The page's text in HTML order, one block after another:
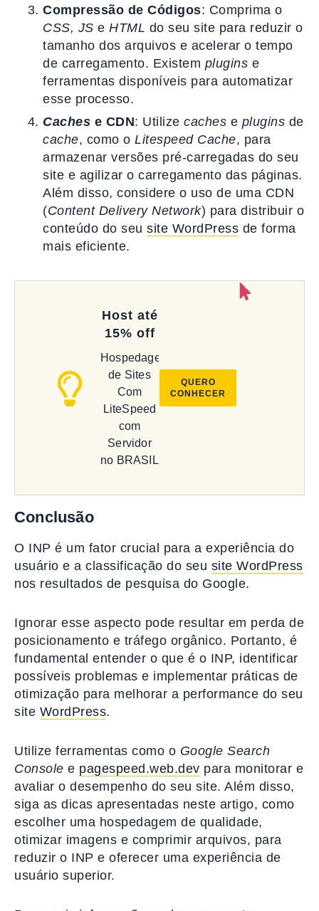
Compressão de Códigos: Comprima o
CSS, JS e HTML do seu site para reduzir o
tamanho dos arquivos e acelerar o tempo
de carregamento. Existem plugins e
ferramentas disponíveis para automatizar
esse processo.
Caches e CDN: Utilize caches e plugins de
cache, como o Litespeed Cache, para
armazenar versões pré-carregadas do seu
site e agilizar o carregamento das páginas.
Além disso, considere o uso de uma CDN
(Content Delivery Network) para distribuir o
conteúdo do seu site WordPress de forma
mais eficiente.
Host até
15% off
Hospedagem
de Sites
Com
LiteSpeed
com
Servidor
no BRASIL
QUERO
CONHECER
Conclusão
O INP é um fator crucial para a experiência do
usuário e a classificação do seu site WordPress
nos resultados de pesquisa do Google.
Ignorar esse aspecto pode resultar em perda de
posicionamento e tráfego orgânico. Portanto, é
fundamental entender o que é o INP, identificar
possíveis problemas e implementar práticas de
otimização para melhorar a performance do seu
site WordPress.
Utilize ferramentas como o Google Search
Console e pagespeed.web.dev para monitorar e
avaliar o desempenho do seu site. Além disso,
siga as dicas apresentadas neste artigo, como
escolher uma hospedagem de qualidade,
otimizar imagens e comprimir arquivos, para
reduzir o INP e oferecer uma experiência de
usuário superior.